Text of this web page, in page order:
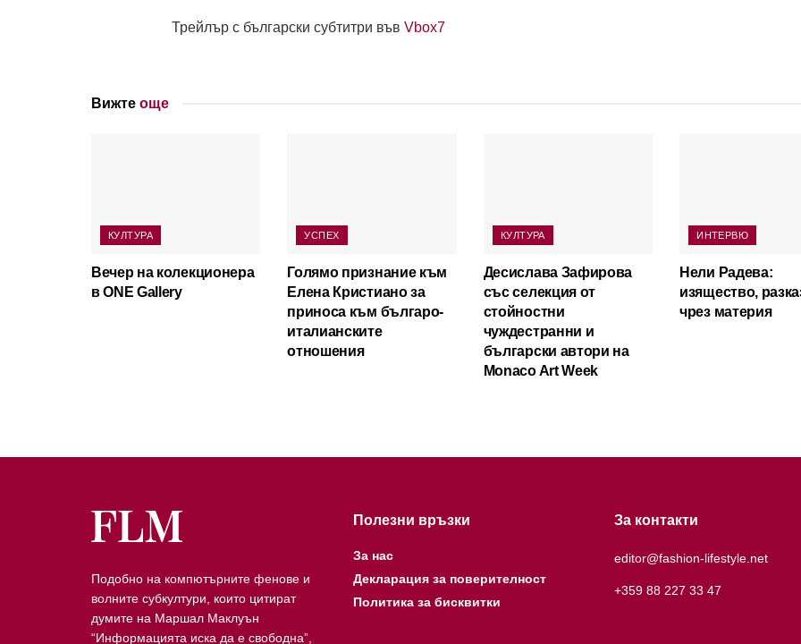
Трейлър с български субтитри във Vbox7
Вижте още
КУЛТУРА
Вечер на колекционера
в ONE Gallery
УСПЕХ
Голямо признание към
Елена Кристиано за
приноса към българо-
италианските
отношения
КУЛТУРА
Десислава Зафирова
със селекция от
стойностни
чуждестранни и
български автори на
Monaco Art Week
ИНТЕРВЮ
Нели Радева:
изящество,
чрез материя
Подобно на компютърните фенове и
волните субкултури, които цитират
думите на Маршал Маклуън
“Информацията иска да е свободна”,
Полезни връзки
За нас
Декларация за поверителност
Политика за бисквитки
За контакти
editor@fashion-lifestyle.net
+359 88 227 33 47